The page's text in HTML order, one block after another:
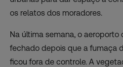
os relatos dos moradores.
Na última semana, o
fechado depois que a fumaça
ficou fora de controle. A